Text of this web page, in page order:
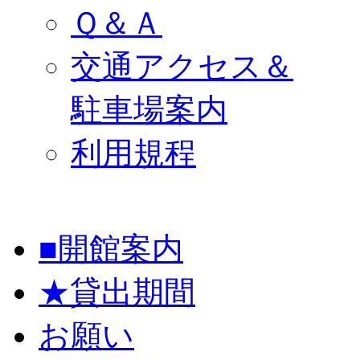
Ｑ＆Ａ
交通アクセス＆
駐車場案内
利用規程
■開館案内
★貸出期間
お願い